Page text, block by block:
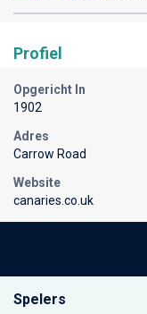
Profiel
Opgericht In
1902
Adres
Carrow Road
Website
canaries.co.uk
Spelers